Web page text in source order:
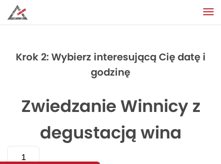
Krok 2: Wybierz interesującą Cię datę i
godzinę
Zwiedzanie Winnicy z
degustacją wina
ZWIEDZANIE